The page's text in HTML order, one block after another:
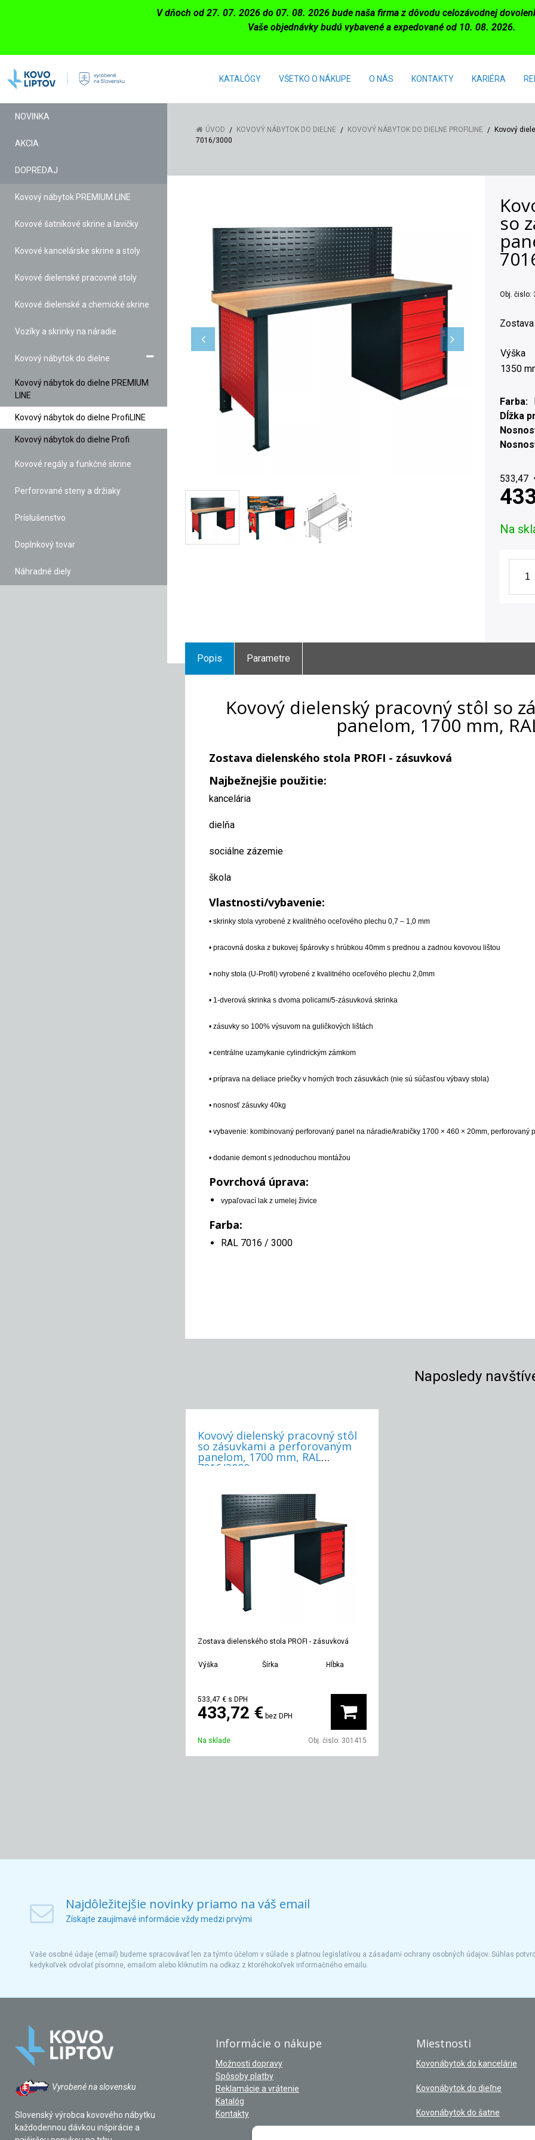
V dňoch od 27. 07. 2026 do 07. 08. 2026 bude naša firma z dôvodu celozávodnej
Vaše objednávky budú vybavené a expedované od 10. 08. 2026.
KATALÓGY VŠETKO O NÁKUPE O NÁS KONTAKTY KARIÉRA
NOVINKA
AKCIA
DOPREDAJ
Kovový nábytok PREMIUM LINE
Kovové šatníkové skrine a lavičky
Kovové kancelárske skrine a stoly
Kovové dielenské pracovné stoly
Kovové dielenské a chemické skrine
Vozíky a skrinky na náradie
Kovový nábytok do dielne
Kovový nábytok do dielne PREMIUM
LINE
Kovový nábytok do dielne ProfiLINE
Kovový nábytok do dielne Profi
Kovové regály a funkčné skrine
Perforované steny a držiaky
Príslušenstvo
Doplnkový tovar
Náhradné diely
ÚVOD KOVOVÝ NÁBYTOK DO DIELNE KOVOVÝ NÁBYTOK DO DIELNE PROFILINE
Kovový
7016/3000
so
Obj. čislo:
Výška
1350
Farba
Dĺžka
533,47
Na
Popis Parametre
Kovový dielenský pracovný stôl so
panelom, 1700 mm,
Zostava dielenského stola PROFI - zásuvková
Najbežnejšie použitie:
kancelária
dielňa
sociálne zázemie
škola
Vlastnosti/vybavenie:
• skrinky stola vyrobené z kvalitného oceľového plechu 0,7 – 1,0 mm
• pracovná doska z bukovej špárovky s hrúbkou 40mm s prednou a zadnou kovovou lištou
• nohy stola (U-Profil) vyrobené z kvalitného oceľového plechu 2,0mm
• 1-dverová skrinka s dvoma policami/5-zásuvková skrinka
• zásuvky so 100% výsuvom na guličkových lištách
• centrálne uzamykanie cylindrickým zámkom
• príprava na deliace priečky v horných troch zásuvkách (nie sú súčasťou výbavy stola)
• nosnosť zásuvky 40kg
• vybavenie: kombinovaný perforovaný panel na náradie/krabičky 1700 × 460 × 20mm, perforovaný
• dodanie demont s jednoduchou montážou
Povrchová úprava:
vypaľovací lak z umelej živice
Farba:
RAL 7016 / 3000
Naposledy
Kovový dielenský pracovný stôl
so zásuvkami a perforovaným
panelom, 1700 mm, RAL
7016/3000
Zostava dielenského stola PROFI - zásuvková
Výška Šírka Hĺbka
533,47 € s DPH
433,72 € bez DPH
Na sklade Obj. čislo: 301415
Najdôležitejšie novinky priamo na váš email
Získajte zaujímavé informácie vždy medzi prvými
Vaše osobné údaje (email) budeme spracovávať len za týmto účelom v súlade s platnou legislatívou a zásadami ochrany osobných údajov. Súhlas
kedykoľvek odvolať písomne, emailom alebo kliknutím na odkaz z ktoréhokoľvek informačného emailu.
Vyrobené na slovensku
Slovenský výrobca kovového nábytku
každodennou dávkou inšpirácie a
Informácie o nákupe
Možnosti dopravy
Spôsoby platby
Reklamácie a vrátenie
Katalóg
Kontakty
Miestnosti
Kovonábytok do kancelárie
Kovonábytok do dieľne
Kovonábytok do šatne